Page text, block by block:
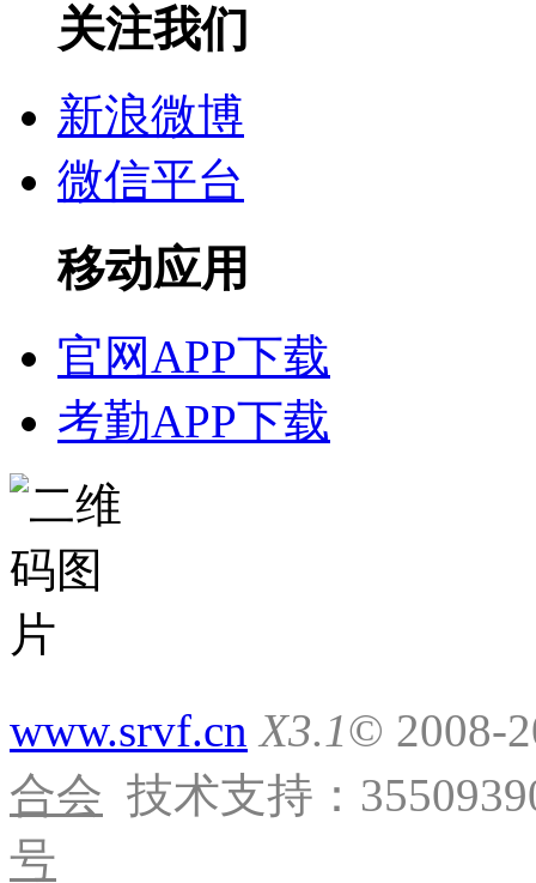
关注我们
新浪微博
微信平台
移动应用
官网APP下载
考勤APP下载
www.srvf.cn X3.1© 2008-
合会 技术支持：
号